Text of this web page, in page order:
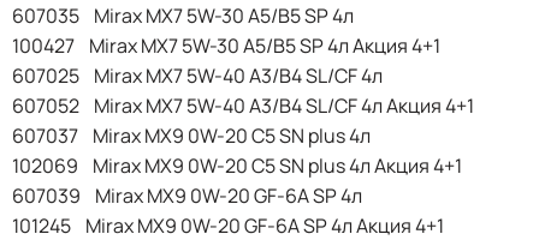
607035 Mirax MX7 5W-30 A5/B5 SP 4л
100427 Mirax MX7 5W-30 A5/B5 SP 4л Акция 4+1
607025 Mirax MX7 5W-40 A3/B4 SL/CF 4л
607052 Mirax MX7 5W-40 A3/B4 SL/CF 4л Акция 4+1
607037 Mirax MX9 0W-20 C5 SN plus 4л
102069 Mirax MX9 0W-20 C5 SN plus 4л Акция 4+1
607039 Mirax MX9 0W-20 GF-6A SP 4л
101245 Mirax MX9 0W-20 GF-6A SP 4л Акция 4+1